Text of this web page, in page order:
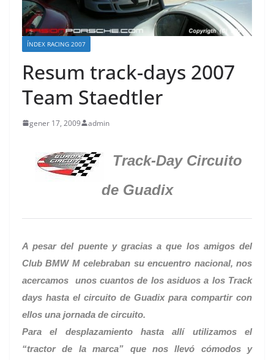
ÍNDEX RACING 2007
Resum track-days 2007
Team Staedtler
gener 17, 2009 admin
Track-Day Circuito
de Guadix
A pesar del puente y gracias a que los amigos del
Club BMW Mcelebraban su encuentro nacional, nos
acercamos unos cuantos de los asiduos a los Track
days hasta el circuito de Guadix para compartir con
ellos una jornada de circuito.
Para el desplazamiento hasta allí utilizamos el
“tractor de la marca” que nos llevó cómodos y